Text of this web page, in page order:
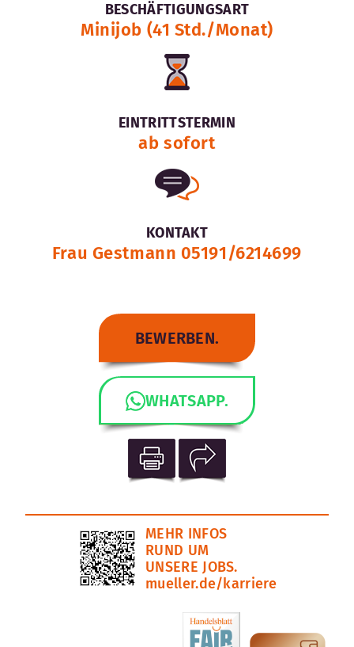
BESCHÄFTIGUNGSART
Minijob (41 Std./Monat)
EINTRITTSTERMIN
ab sofort
KONTAKT
Frau Gestmann 05191/6214699
BEWERBEN.
WHATSAPP.
MEHR INFOS
RUND UM
UNSERE JOBS.
mueller.de/karriere